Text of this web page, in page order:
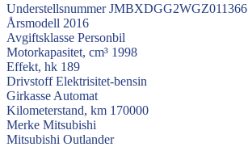
Understellsnummer JMBXDGG2WGZ011366
Årsmodell 2016
Avgiftsklasse Personbil
Motorkapasitet, cm³ 1998
Effekt, hk 189
Drivstoff Elektrisitet-bensin
Girkasse Automat
Kilometerstand, km 170000
Merke Mitsubishi
Mitsubishi Outlander